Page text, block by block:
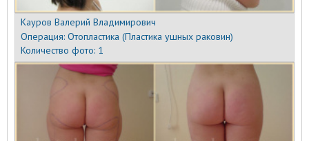
Кауров Валерий Владимирович
Операция:Отопластика (Пластика ушных раковин)
Количество фото: 1